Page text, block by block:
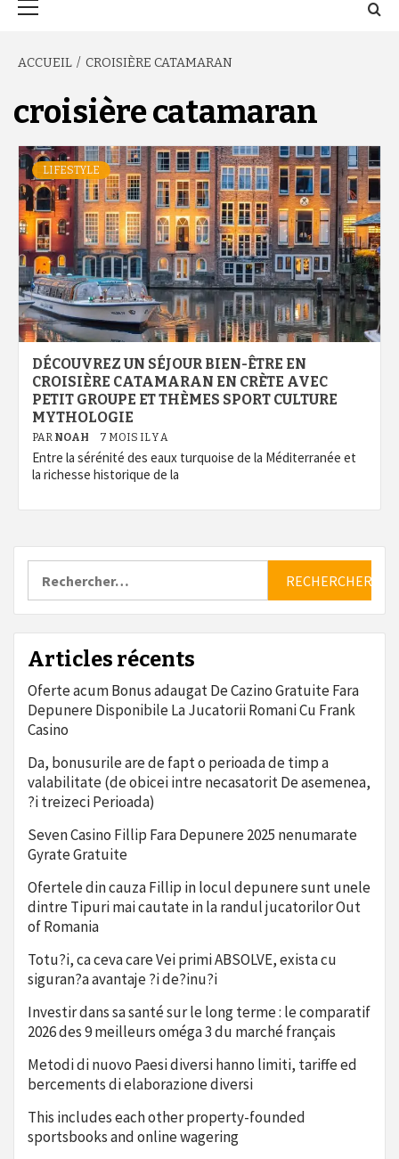
ACCUEIL CROISIÈRE CATAMARAN
croisière catamaran
LIFESTYLE
DÉCOUVREZ UN SÉJOUR BIEN-ÊTRE EN
CROISIÈRE CATAMARAN EN CRÈTE AVEC
PETIT GROUPE ET THÈMES SPORT CULTURE
MYTHOLOGIE
PAR NOAH 7 MOIS IL Y A
Entre la sérénité des eaux turquoise de la Méditerranée et
la richesse historique de la
Articles récents
Oferte acum Bonus adaugat De Cazino Gratuite Fara
Depunere Disponibile La Jucatorii Romani Cu Frank
Casino
Da, bonusurile are de fapt o perioada de timp a
valabilitate (de obicei intre necasatorit De asemenea,
?i treizeci Perioada)
Seven Casino Fillip Fara Depunere 2025 nenumarate
Gyrate Gratuite
Ofertele din cauza Fillip in locul depunere sunt unele
dintre Tipuri mai cautate in la randul jucatorilor Out
of Romania
Totu?i, ca ceva care Vei primi ABSOLVE, exista cu
siguran?a avantaje ?i de?inu?i
Investir dans sa santé sur le long terme : le comparatif
2026 des 9 meilleurs oméga 3 du marché français
Metodi di nuovo Paesi diversi hanno limiti, tariffe ed
bercements di elaborazione diversi
This includes each other property-founded
sportsbooks and online wagering